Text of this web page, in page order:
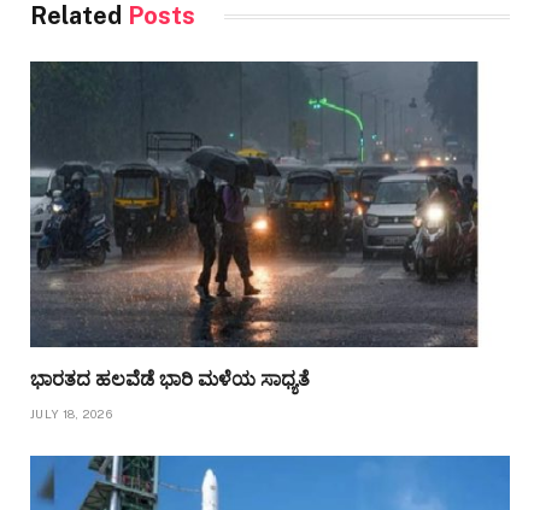
Related Posts
ಭಾರತದ ಹಲವೆಡೆ ಭಾರಿ ಮಳೆಯ ಸಾಧ್ಯತೆ
JULY 18, 2026